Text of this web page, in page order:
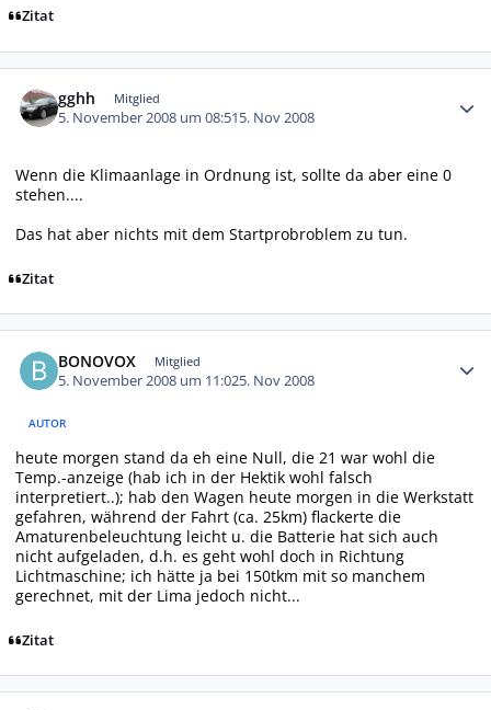
Zitat
gghh Mitglied
5. November 2008 um 08:515. Nov 2008
Wenn die Klimaanlage in Ordnung ist, sollte da aber eine 0
stehen....
Das hat aber nichts mit dem Startprobroblem zu tun.
Zitat
BONOVOX Mitglied
5. November 2008 um 11:025. Nov 2008
AUTOR
heute morgen stand da eh eine Null, die 21 war wohl die
Temp.-anzeige (hab ich in der Hektik wohl falsch
interpretiert..); hab den Wagen heute morgen in die Werkstatt
gefahren, während der Fahrt (ca. 25km) flackerte die
Amaturenbeleuchtung leicht u. die Batterie hat sich auch
nicht aufgeladen, d.h. es geht wohl doch in Richtung
Lichtmaschine; ich hätte ja bei 150tkm mit so manchem
gerechnet, mit der Lima jedoch nicht...
Zitat